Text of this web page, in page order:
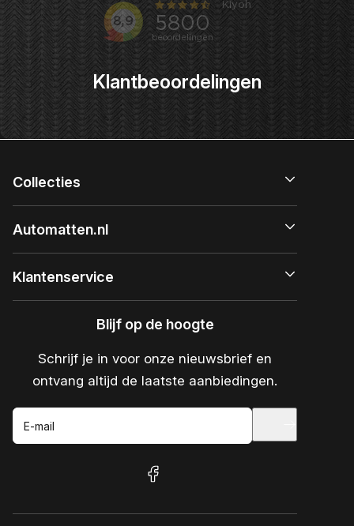
Klantbeoordelingen
Collecties
Automatten.nl
Klantenservice
Blijf op de hoogte
Schrijf je in voor onze nieuwsbrief en
ontvang altijd de laatste aanbiedingen.
E-mail
facebook